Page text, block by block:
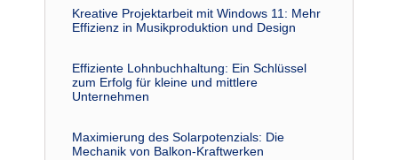
Kreative Projektarbeit mit Windows 11: Mehr
Effizienz in Musikproduktion und Design
Effiziente Lohnbuchhaltung: Ein Schlüssel
zum Erfolg für kleine und mittlere
Unternehmen
Maximierung des Solarpotenzials: Die
Mechanik von Balkon-Kraftwerken